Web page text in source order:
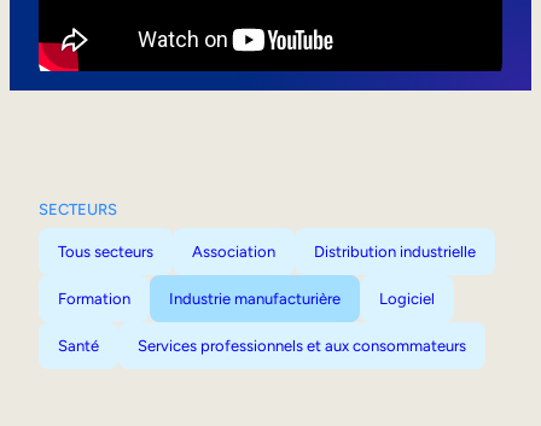
SECTEURS
Tous secteurs Association Distribution industrielle
Formation Industrie manufacturière Logiciel
Santé Services professionnels et aux consommateurs